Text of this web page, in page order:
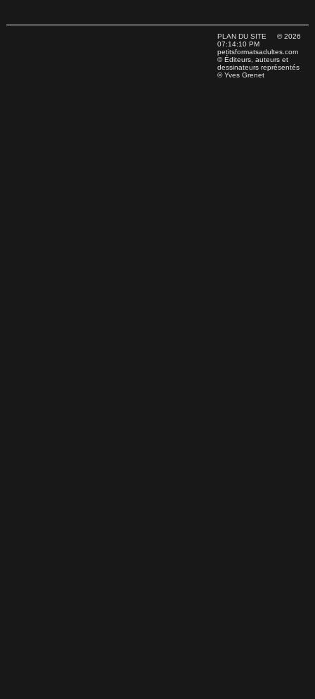
PLAN DU SITE © 2026
07:14:10 PM
petitsformatsadultes.com
© Éditeurs, auteurs et
dessinateurs représentés
© Yves Grenet